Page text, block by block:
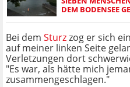
EM BODENSEE
Bei dem Sturzzog er sich
auf meiner linken Seite
Verletzungen dort
"Es war, als hätte mich
zusammengeschlagen."